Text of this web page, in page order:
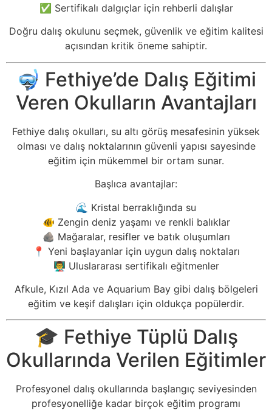
✅ Sertifikalı dalgıçlar için rehberli dalışlar
Doğru dalış okulunu seçmek, güvenlik ve eğitim kalitesi
açısından kritik öneme sahiptir.
🤿 Fethiye’de Dalış Eğitimi
Veren Okulların Avantajları
Fethiye dalış okulları, su altı görüş mesafesinin yüksek
olması ve dalış noktalarının güvenli yapısı sayesinde
eğitim için mükemmel bir ortam sunar.
Başlıca avantajlar:
🌊 Kristal berraklığında su
🐠 Zengin deniz yaşamı ve renkli balıklar
🪨 Mağaralar, resifler ve batık oluşumları
📍 Yeni başlayanlar için uygun dalış noktaları
👨‍🏫 Uluslararası sertifikalı eğitmenler
Afkule, Kızıl Ada ve Aquarium Bay gibi dalış bölgeleri
eğitim ve keşif dalışları için oldukça popülerdir.
🎓 Fethiye Tüplü Dalış
Okullarında Verilen Eğitimler
Profesyonel dalış okullarında başlangıç seviyesinden
profesyonelliğe kadar birçok eğitim programı